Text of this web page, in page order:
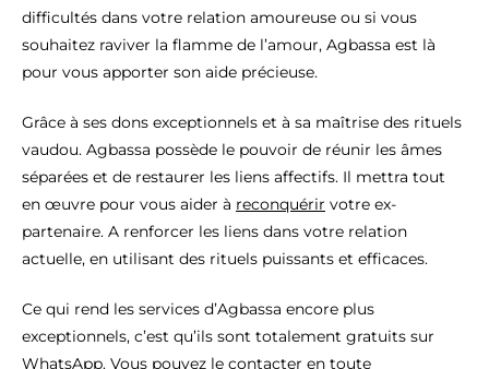
difficultés dans votre relation amoureuse ou si vous
souhaitez raviver la flamme de l’amour, Agbassa est là
pour vous apporter son aide précieuse.
Grâce à ses dons exceptionnels et à sa maîtrise des rituels
vaudou. Agbassa possède le pouvoir de réunir les âmes
séparées et de restaurer les liens affectifs. Il mettra tout
en œuvre pour vous aider à reconquérir votre ex-
partenaire. A renforcer les liens dans votre relation
actuelle, en utilisant des rituels puissants et efficaces.
Ce qui rend les services d’Agbassa encore plus
exceptionnels, c’est qu’ils sont totalement gratuits sur
WhatsApp. Vous pouvez le contacter en toute